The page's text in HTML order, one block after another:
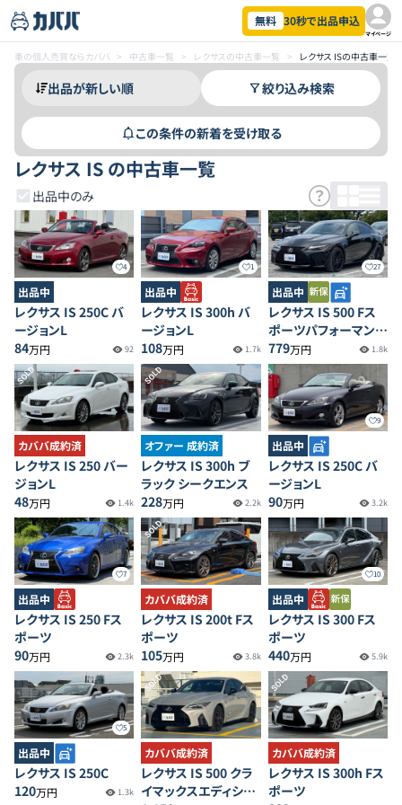
無料 30秒で出品申込
マイページ
車の個人売買ならカババ > 中古車一覧 > レクサスの中古車一覧 > レクサス ISの中古車一覧
絞り込み検索
この条件の新着を受け取る
レクサス IS の中古車一覧
出品中のみ
4
出品中
レクサス IS 250C バ
ージョンL
84万円 92
1
出品中
レクサス IS 300h バ
ージョンL
108万円 1.7k
27
出品中
レクサス IS 500 Fス
ポーツパフォーマンス
ファーストエディショ
ン
779万円 1.8k
SOLD
カババ成約済
レクサス IS 250 バー
ジョンL
48万円 1.4k
SOLD
オファー 成約済
レクサス IS 300h ブ
ラック シークエンス
228万円 2.2k
9
出品中
レクサス IS 250C バ
ージョンL
90万円 3.2k
7
出品中
レクサス IS 250 Fス
ポーツ
90万円 2.3k
SOLD
カババ成約済
レクサス IS 200t Fス
ポーツ
105万円 3.8k
10
出品中
レクサス IS 300 Fス
ポーツ
440万円 5.9k
5
出品中
レクサス IS 250C
120万円 1.3k
SOLD
カババ成約済
レクサス IS 500 クラ
イマックスエディショ
SOLD
カババ成約済
レクサス IS 300h Fス
ポーツ